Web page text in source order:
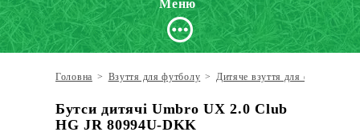
Меню
Головна > Взуття для футболу > Дитяче взуття для футболу
Бутси дитячі Umbro UX 2.0 Club
HG JR 80994U-DKK